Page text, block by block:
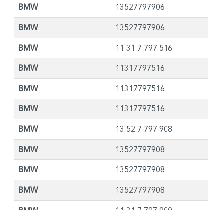
BMW 13527797906
BMW 13527797906
BMW 11 31 7 797 516
BMW 11317797516
BMW 11317797516
BMW 11317797516
BMW 13 52 7 797 908
BMW 13527797908
BMW 13527797908
BMW 13527797908